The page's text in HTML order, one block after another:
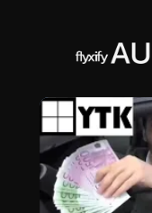
springen